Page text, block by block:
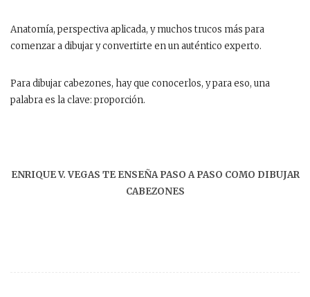
Anatomía, perspectiva aplicada, y muchos trucos más para
comenzar a dibujar y convertirte en un auténtico experto.
Para dibujar cabezones, hay que conocerlos, y para eso, una
palabra es la clave: proporción.
ENRIQUE V. VEGAS TE ENSEÑA PASO A PASO COMO DIBUJAR
CABEZONES